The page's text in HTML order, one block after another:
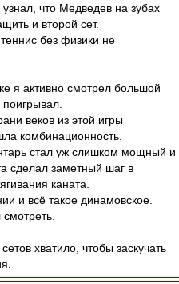
что Медведев на зубах
и второй сет.
без физики не
я активно смотрел большой
веков из этой игры
комбинационность.
стал уж слишком мощный и
сделал заметный шаг в
каната.
и всё такое динамовское.
хватило, чтобы заскучать